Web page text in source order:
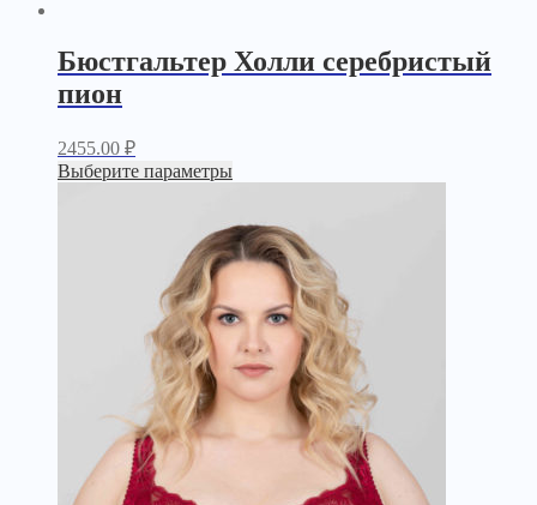
Бюстгальтер Холли серебристый
пион
2455.00 ₽
Выберите параметры